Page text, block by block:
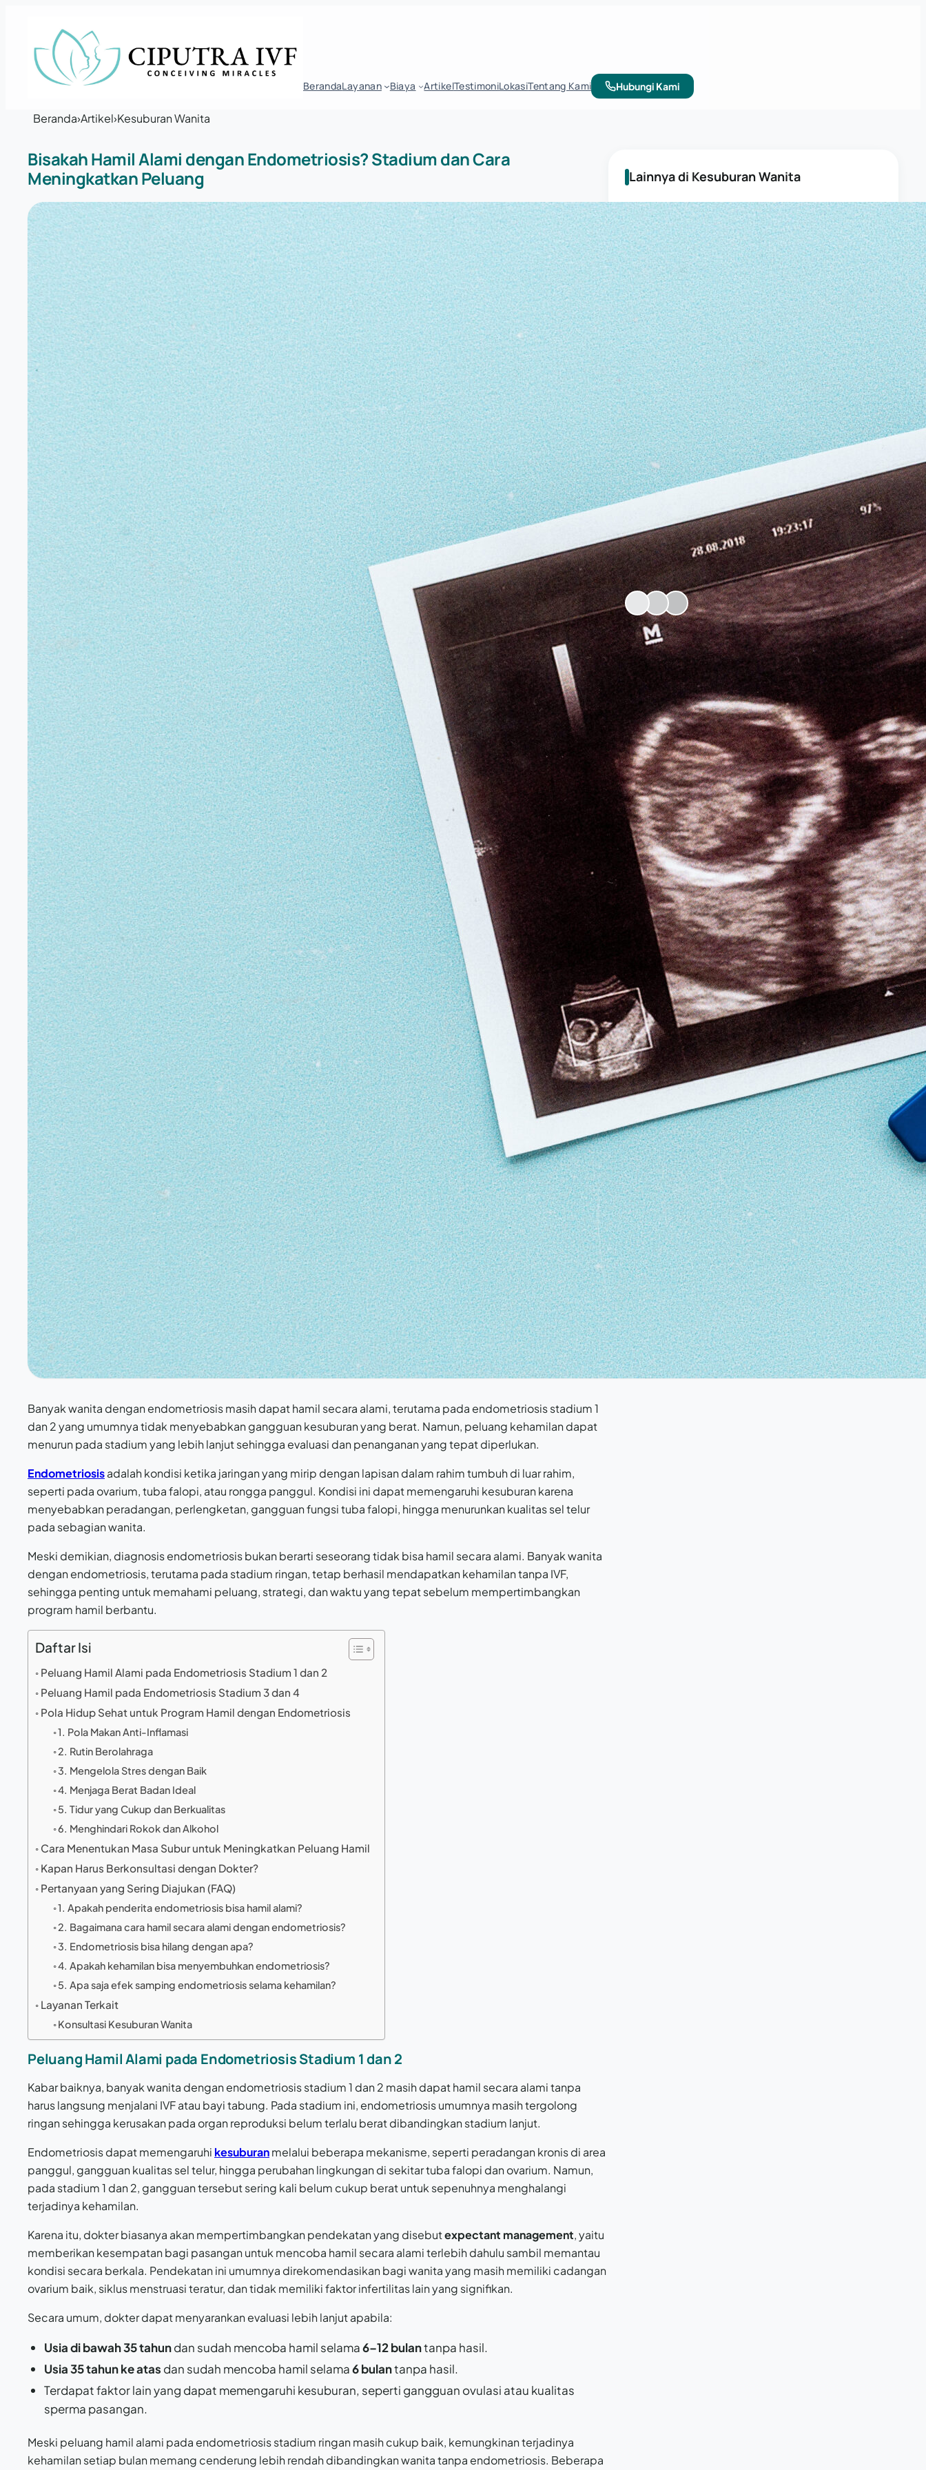
BerandaLayanan Biaya ArtikelTestimoniLokasiTentang Kami Hubungi Kami
Beranda›Artikel›Kesuburan Wanita
Bisakah Hamil Alami dengan Endometriosis? Stadium dan Cara
Meningkatkan Peluang
Banyak wanita dengan endometriosis masih dapat hamil secara alami, terutama pada endometriosis stadium 1
dan 2 yang umumnya tidak menyebabkan gangguan kesuburan yang berat. Namun, peluang kehamilan dapat
menurun pada stadium yang lebih lanjut sehingga evaluasi dan penanganan yang tepat diperlukan.
Endometriosisadalah kondisi ketika jaringan yang mirip dengan lapisan dalam rahim tumbuh di luar rahim,
seperti pada ovarium, tuba falopi, atau rongga panggul. Kondisi ini dapat memengaruhi kesuburan karena
menyebabkan peradangan, perlengketan, gangguan fungsi tuba falopi, hingga menurunkan kualitas sel telur
pada sebagian wanita.
Meski demikian, diagnosis endometriosis bukan berarti seseorang tidak bisa hamil secara alami. Banyak wanita
dengan endometriosis, terutama pada stadium ringan, tetap berhasil mendapatkan kehamilan tanpa IVF,
sehingga penting untuk memahami peluang, strategi, dan waktu yang tepat sebelum mempertimbangkan
program hamil berbantu.
Daftar Isi
Peluang Hamil Alami pada Endometriosis Stadium 1 dan 2
Peluang Hamil pada Endometriosis Stadium 3 dan 4
Pola Hidup Sehat untuk Program Hamil dengan Endometriosis
1. Pola Makan Anti-Inflamasi
2. Rutin Berolahraga
3. Mengelola Stres dengan Baik
4. Menjaga Berat Badan Ideal
5. Tidur yang Cukup dan Berkualitas
6. Menghindari Rokok dan Alkohol
Cara Menentukan Masa Subur untuk Meningkatkan Peluang Hamil
Kapan Harus Berkonsultasi dengan Dokter?
Pertanyaan yang Sering Diajukan (FAQ)
1. Apakah penderita endometriosis bisa hamil alami?
2. Bagaimana cara hamil secara alami dengan endometriosis?
3. Endometriosis bisa hilang dengan apa?
4. Apakah kehamilan bisa menyembuhkan endometriosis?
5. Apa saja efek samping endometriosis selama kehamilan?
Layanan Terkait
Konsultasi Kesuburan Wanita
Peluang Hamil Alami pada Endometriosis Stadium 1 dan 2
Kabar baiknya, banyak wanita dengan endometriosis stadium 1 dan 2 masih dapat hamil secara alami tanpa
harus langsung menjalani IVF atau bayi tabung. Pada stadium ini, endometriosis umumnya masih tergolong
ringan sehingga kerusakan pada organ reproduksi belum terlalu berat dibandingkan stadium lanjut.
Endometriosis dapat memengaruhi kesuburanmelalui beberapa mekanisme, seperti peradangan kronis di area
panggul, gangguan kualitas sel telur, hingga perubahan lingkungan di sekitar tuba falopi dan ovarium. Namun,
pada stadium 1 dan 2, gangguan tersebut sering kali belum cukup berat untuk sepenuhnya menghalangi
terjadinya kehamilan.
Karena itu, dokter biasanya akan mempertimbangkan pendekatan yang disebutexpectant management, yaitu
memberikan kesempatan bagi pasangan untuk mencoba hamil secara alami terlebih dahulu sambil memantau
kondisi secara berkala. Pendekatan ini umumnya direkomendasikan bagi wanita yang masih memiliki cadangan
ovarium baik, siklus menstruasi teratur, dan tidak memiliki faktor infertilitas lain yang signifikan.
Secara umum, dokter dapat menyarankan evaluasi lebih lanjut apabila:
Usia di bawah 35 tahundan sudah mencoba hamil selama6–12 bulantanpa hasil.
Usia 35 tahun ke atas dan sudah mencoba hamil selama6 bulantanpa hasil.
Terdapat faktor lain yang dapat memengaruhi kesuburan, seperti gangguan ovulasi atau kualitas
sperma pasangan.
Meski peluang hamil alami pada endometriosis stadium ringan masih cukup baik, kemungkinan terjadinya
kehamilan setiap bulan memang cenderung lebih rendah dibandingkan wanita tanpa endometriosis. Beberapa
Lainnya di Kesuburan Wanita
KESUBURAN WANITA
Endometriosis dan Risiko Keguguran
KESUBURAN WANITA
Penyebab Kista Ovarium: Mengapa Bisa
Terjadi
KESUBURAN WANITA
Kista Coklat (Endometrioma): Penyebab,
Gejala, dan Pengobatan
Cek Kesuburan Anda
Gunakan tools interaktif kami untuk memahami kondisi
kesuburan Anda.
AI Quiz Kesuburan
Kalkulator Kesuburan
Bergabung dengan 2rb+ Pasien
“Tim Ciputra IVF mendampingi kami setiap hari. Persiapan
yang mereka berikan sangat membantu mental kami.”
— Sarah & Andi